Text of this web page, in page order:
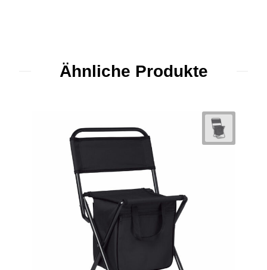
Ähnliche Produkte